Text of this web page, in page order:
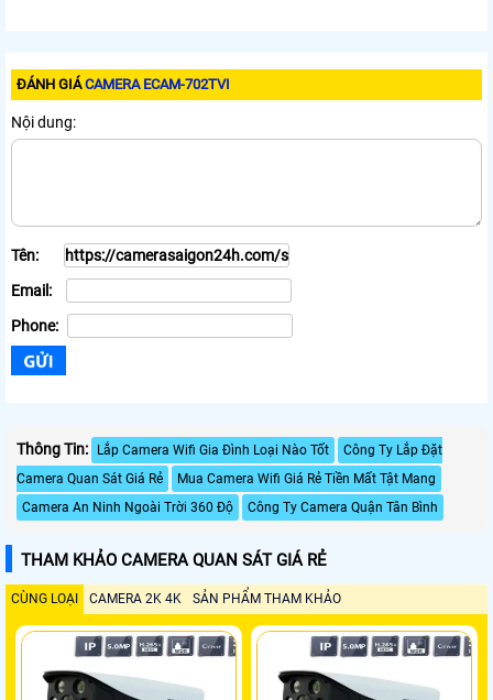
ĐÁNH GIÁCAMERA ECAM-702TVI
Nội dung:
Tên:
Email:
Phone:
Thông Tin: Lắp Camera Wifi Gia Đình Loại Nào Tốt
Công Ty Lắp Đặt
Camera Quan Sát Giá Rẻ
Mua Camera Wifi Giá Rẻ Tiền Mất Tật Mang
Camera An Ninh Ngoài Trời 360 Độ
Công Ty Camera Quận Tân Bình
THAM KHẢO CAMERA QUAN SÁT GIÁ RẺ
CÙNG LOẠI CAMERA 2K 4K SẢN PHẨM THAM KHẢO